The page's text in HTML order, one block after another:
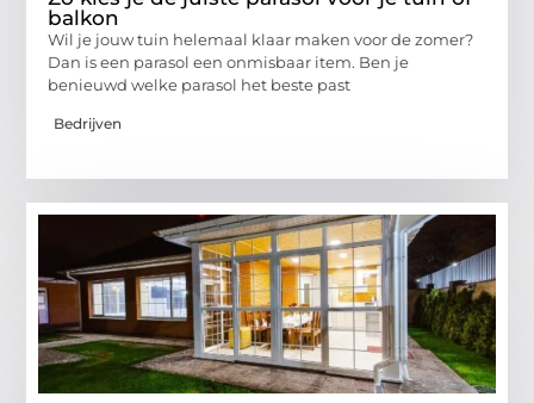
balkon
Wil je jouw tuin helemaal klaar maken voor de zomer?
Dan is een parasol een onmisbaar item. Ben je
benieuwd welke parasol het beste past
Bedrijven